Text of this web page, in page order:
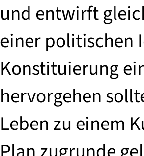
und entwirft
einer politischen
Konstituierung
hervorgehen
Leben zu einem